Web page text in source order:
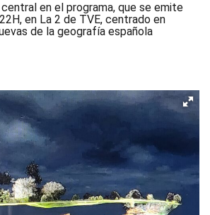
en el programa, que se emite
en La 2 de TVE, centrado en
de la geografía española